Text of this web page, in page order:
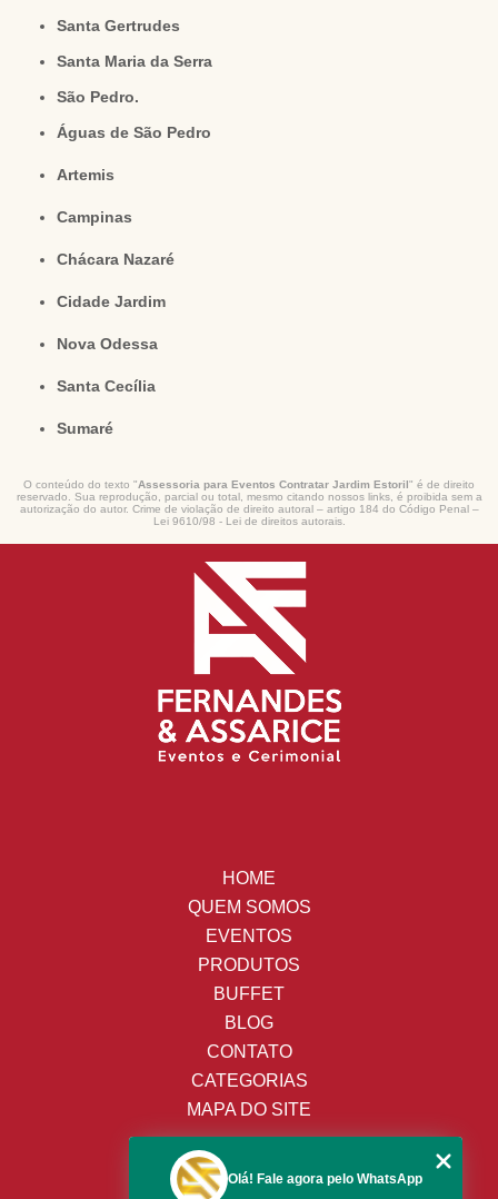
Santa Gertrudes
Santa Maria da Serra
São Pedro.
Águas de São Pedro
Artemis
Campinas
Chácara Nazaré
Cidade Jardim
Nova Odessa
Santa Cecília
Sumaré
O conteúdo do texto "Assessoria para Eventos Contratar Jardim Estoril" é de direito
reservado. Sua reprodução, parcial ou total, mesmo citando nossos links, é proibida sem a
autorização do autor. Crime de violação de direito autoral – artigo 184 do Código Penal –
Lei 9610/98 - Lei de direitos autorais.
HOME
QUEM SOMOS
EVENTOS
PRODUTOS
BUFFET
BLOG
CONTATO
CATEGORIAS
MAPA DO SITE
(19) 3428-8443
Olá! Fale agora pelo WhatsApp